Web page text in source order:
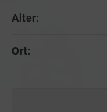
Alter:
Ort: